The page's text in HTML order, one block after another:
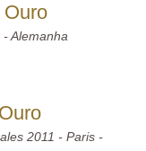
Ouro
Alemanha
2011 - Paris -